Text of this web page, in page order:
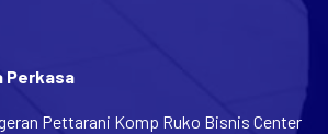
Perkasa
Pettarani Komp Ruko Bisnis Center